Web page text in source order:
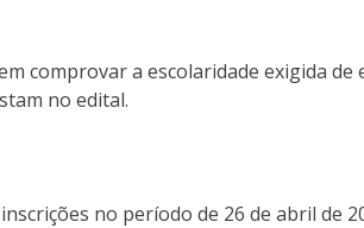
comprovar a escolaridade exigida de
no edital.
no período de 26 de abril de